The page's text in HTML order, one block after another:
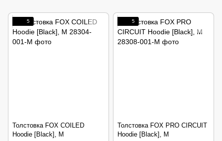
5
Толстовка FOX COILED
Hoodie [Black], M
5
Толстовка FOX PRO CIRCUIT
Hoodie [Black], M